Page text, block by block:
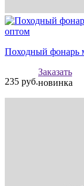
Походный фонарь
235 руб.
Заказать
новинка